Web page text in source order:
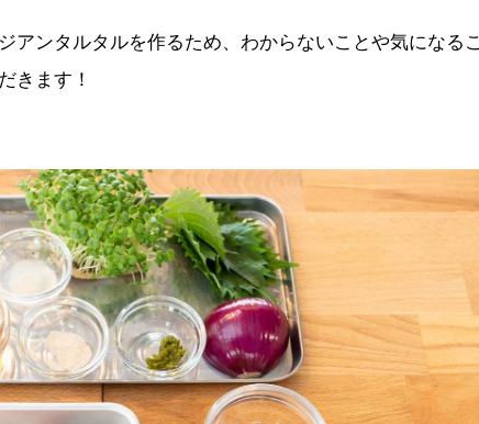
アンタルタルを作るため、わからないことや気になるこ
きます！